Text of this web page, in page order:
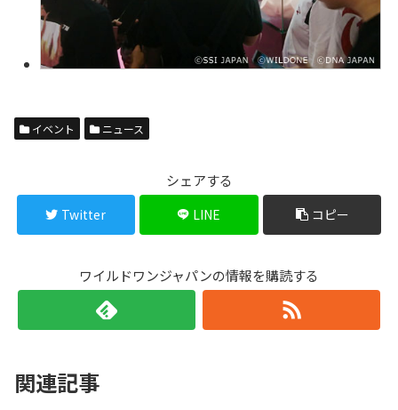
イベント ニュース
シェアする
Twitter LINE コピー
ワイルドワンジャパンの情報を購読する
関連記事